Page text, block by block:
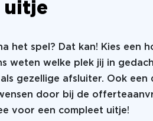
uitje
het spel? Dat kan! Kies een
weten welke plek jij in
gezellige afsluiter. Ook een
door bij de
voor een compleet uitje!